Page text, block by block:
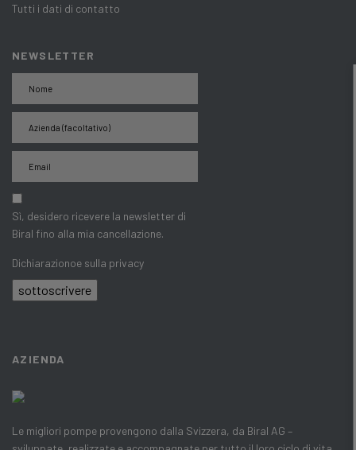
Tutti i dati di contatto
NEWSLETTER
Sì, desidero ricevere la newsletter di
Biral fino alla mia cancellazione.
Dichiarazionoe sulla privacy
sottoscrivere
AZIENDA
Le migliori pompe provengono dalla Svizzera, da Biral AG –